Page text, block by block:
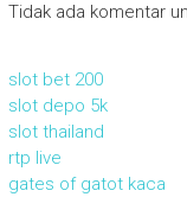
Tidak ada komentar
slot bet 200
slot depo 5k
slot thailand
rtp live
gates of gatot kaca